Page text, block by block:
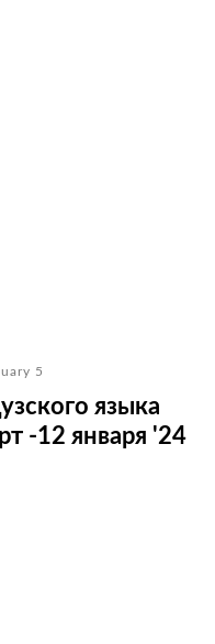
5
языка
-12 января '24